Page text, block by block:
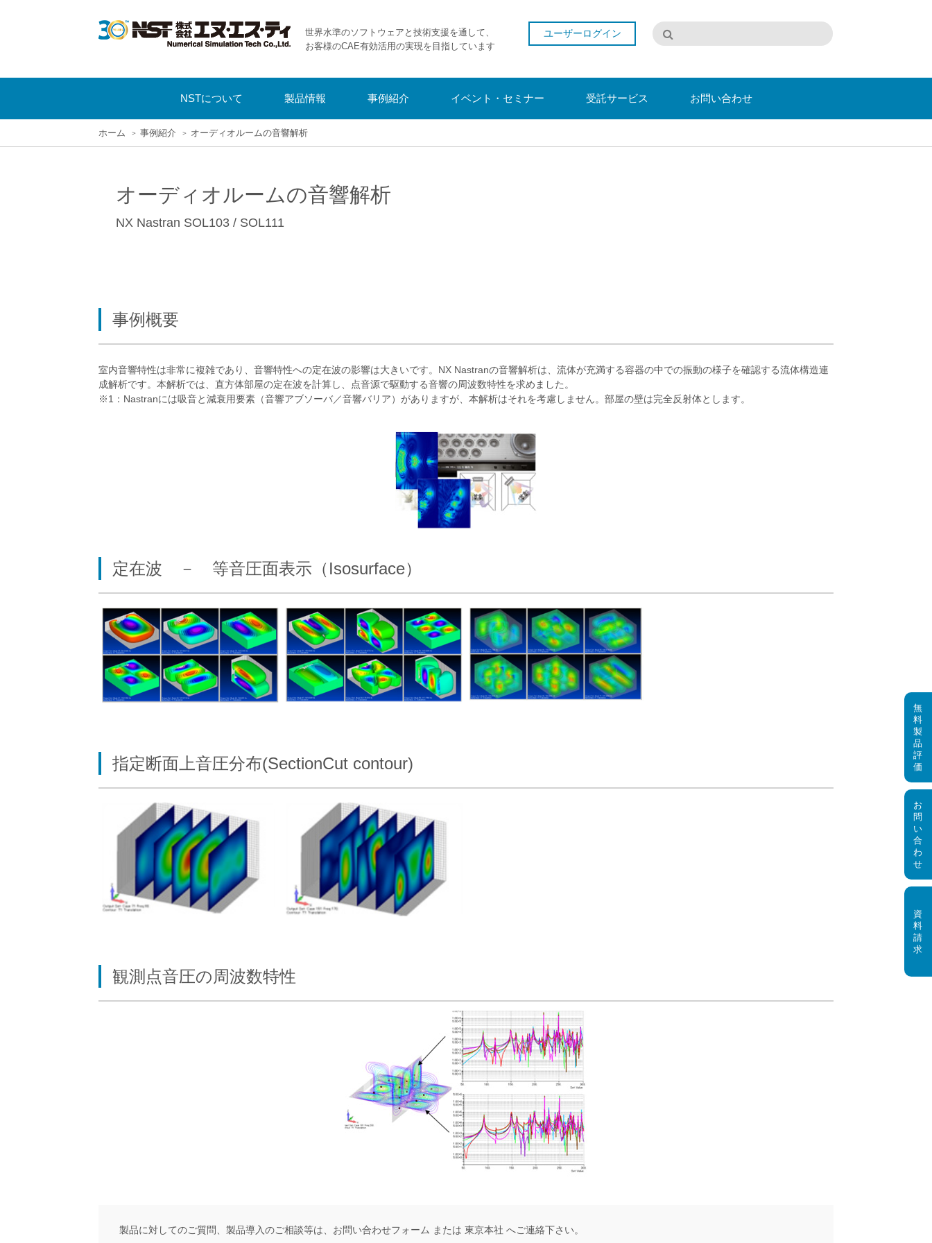
世界水準のソフトウェアと技術支援を通して、
お客様のCAE有効活用の実現を目指しています
ユーザーログイン
NSTについて 製品情報 事例紹介 イベント・セミナー 受託サービス お問い合わせ
ホーム 事例紹介 オーディオルームの音響解析
オーディオルームの音響解析
NX Nastran SOL103 / SOL111
事例概要
室内音響特性は非常に複雑であり、音響特性への定在波の影響は大きいです。NX Nastranの音響解析は、流体が充満する容器の中での振動の様子を確認する流体構造連
成解析です。本解析では、直方体部屋の定在波を計算し、点音源で駆動する音響の周波数特性を求めました。
※1：Nastranには吸音と減衰用要素（音響アブソーバ／音響バリア）がありますが、本解析はそれを考慮しません。部屋の壁は完全反射体とします。
定在波 － 等音圧面表示（Isosurface）
指定断面上音圧分布(SectionCut contour)
観測点音圧の周波数特性
製品に対してのご質問、製品導入のご相談等は、 お問い合わせフォーム または 東京本社 へご連絡下さい。